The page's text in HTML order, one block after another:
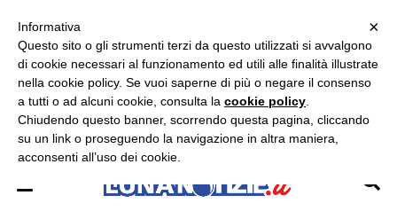
ASCOLTA RADIO LUNA
×
×
Informativa
Questo sito o gli strumenti terzi da questo utilizzati si avvalgono
di cookie necessari al funzionamento ed utili alle finalità illustrate
nella cookie policy. Se vuoi saperne di più o negare il consenso
a tutti o ad alcuni cookie, consulta la cookie policy
Chiudendo questo banner, scorrendo questa pagina, cliccando
su un link o proseguendo la navigazione in altra maniera,
acconsenti all’uso dei cookie.